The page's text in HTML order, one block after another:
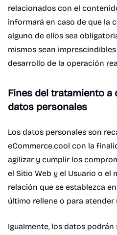
relacionados con el
informará en caso de que la
alguno de ellos sea
mismos sean
desarrollo de la operación
Fines del tratamiento a
datos personales
Los datos personales son
eCommerce.cool con la
agilizar y cumplir los
el Sitio Web y el Usuario o el
relación que se establezca
último rellene o para
Igualmente, los datos